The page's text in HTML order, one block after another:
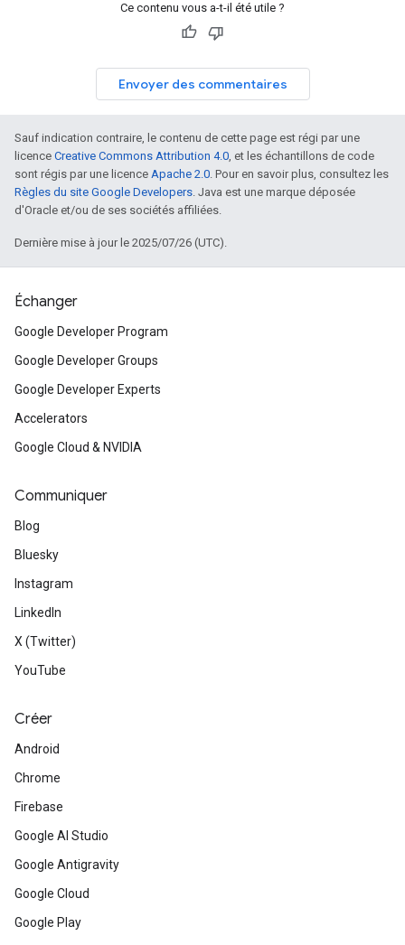
Ce contenu vous a-t-il été utile ?
Envoyer des commentaires
Sauf indication contraire, le contenu de cette page est régi par une
licence Creative Commons Attribution 4.0, et les échantillons de code
sont régis par une licence Apache 2.0. Pour en savoir plus, consultez les
Règles du site Google Developers. Java est une marque déposée
d'Oracle et/ou de ses sociétés affiliées.
Dernière mise à jour le 2025/07/26 (UTC).
Échanger
Google Developer Program
Google Developer Groups
Google Developer Experts
Accelerators
Google Cloud & NVIDIA
Communiquer
Blog
Bluesky
Instagram
LinkedIn
X (Twitter)
YouTube
Créer
Android
Chrome
Firebase
Google AI Studio
Google Antigravity
Google Cloud
Google Play